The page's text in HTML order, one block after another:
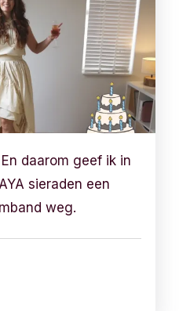
daarom geef ik in
sieraden een
weg.